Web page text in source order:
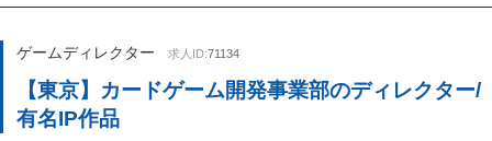
ゲームディレクター 求人ID:71134
【東京】カードゲーム開発事業部のディレクター/
有名IP作品